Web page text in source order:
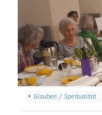
Glauben / Spiritualität